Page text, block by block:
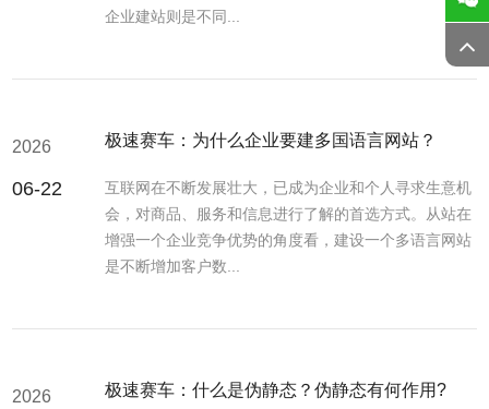
企业建站则是不同...
2026
06-22
极速赛车：为什么企业要建多国语言网站？
互联网在不断发展壮大，已成为企业和个人寻求生意机
会，对商品、服务和信息进行了解的首选方式。从站在
增强一个企业竞争优势的角度看，建设一个多语言网站
是不断增加客户数...
2026 极速赛车：什么是伪静态？伪静态有何作用?